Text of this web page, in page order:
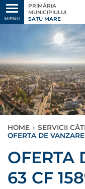
MENU
PRIMĂRIA
MUNICIPIULUI
SATU MARE
HOME › SERVICII
OFERTA DE
OFERTA
63 CF